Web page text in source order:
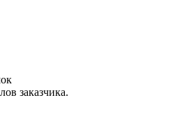
заказчика.